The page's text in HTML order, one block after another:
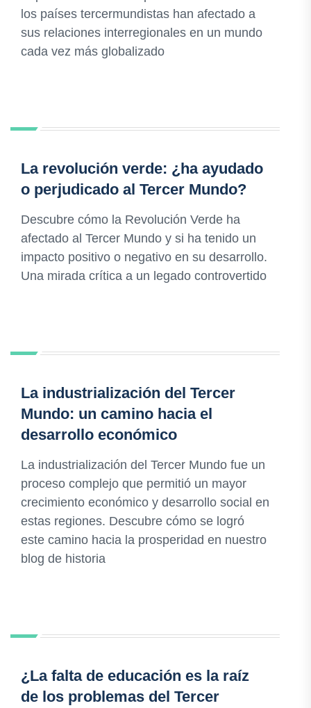
los países tercermundistas han afectado a
sus relaciones interregionales en un mundo
cada vez más globalizado
La revolución verde: ¿ha ayudado
o perjudicado al Tercer Mundo?
Descubre cómo la Revolución Verde ha
afectado al Tercer Mundo y si ha tenido un
impacto positivo o negativo en su desarrollo.
Una mirada crítica a un legado controvertido
La industrialización del Tercer
Mundo: un camino hacia el
desarrollo económico
La industrialización del Tercer Mundo fue un
proceso complejo que permitió un mayor
crecimiento económico y desarrollo social en
estas regiones. Descubre cómo se logró
este camino hacia la prosperidad en nuestro
blog de historia
¿La falta de educación es la raíz
de los problemas del Tercer